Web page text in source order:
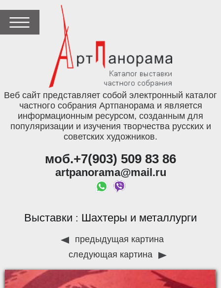
Веб сайт представляет собой электронный каталог
частного собрания Артпанорама и является
информационным ресурсом, созданным для
популяризации и изучения творчества русских и
советских художников.
моб.+7(903) 509 83 86
artpanorama@mail.ru
Выставки : Шахтеры и металлурги
предыдущая картина
следующая картина